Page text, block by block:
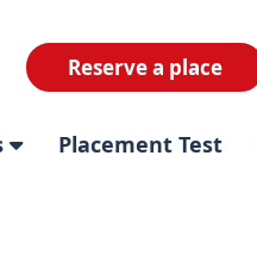
Reserve a place
Placement Test